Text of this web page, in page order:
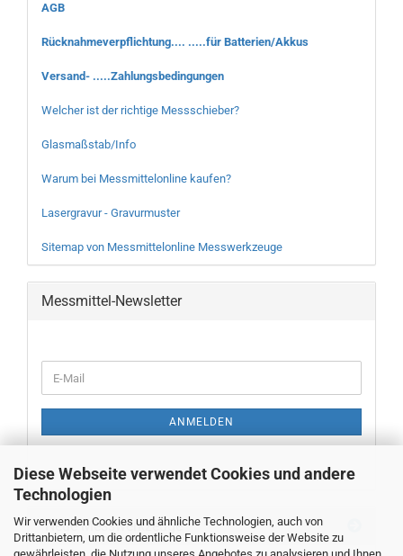
Diese Webseite verwendet Cookies und andere
Technologien
Wir verwenden Cookies und ähnliche Technologien, auch von
Drittanbietern, um die ordentliche Funktionsweise der Website zu
gewährleisten, die Nutzung unseres Angebotes zu analysieren und Ihnen
AGB
Rücknahmeverpflichtung.... .....für Batterien/Akkus
Versand- .....Zahlungsbedingungen
Welcher ist der richtige Messschieber?
Glasmaßstab/Info
Warum bei Messmittelonline kaufen?
Lasergravur - Gravurmuster
Sitemap von Messmittelonline Messwerkzeuge
Messmittel-Newsletter
ZUR
E-
Mail
ANMELDEN
Neue Messwerkzeuge